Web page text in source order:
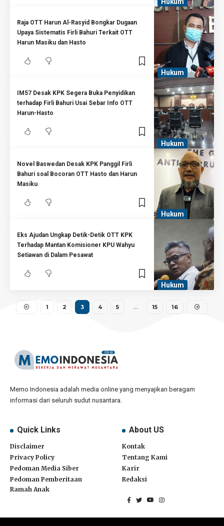
Hukum
Raja OTT Harun Al-Rasyid Bongkar Dugaan
Upaya Sistematis Firli Bahuri Terkait OTT
Harun Masiku dan Hasto
Hukum
IM57 Desak KPK Segera Buka Penyidikan
terhadap Firli Bahuri Usai Sebar Info OTT
Harun-Hasto
Hukum
Novel Baswedan Desak KPK Panggil Firli
Bahuri soal Bocoran OTT Hasto dan Harun
Masiku
Hukum
Eks Ajudan Ungkap Detik-Detik OTT KPK
Terhadap Mantan Komisioner KPU Wahyu
Setiawan di Dalam Pesawat
1 2 3 4 5 … 15 16
Memo Indonesia adalah media online yang menyajikan beragam
informasi dari seluruh sudut nusantara.
Quick Links
Disclaimer
Privacy Policy
Pedoman Media Siber
Pedoman Pemberitaan
Ramah Anak
About US
Kontak
Tentang Kami
Karir
Redaksi